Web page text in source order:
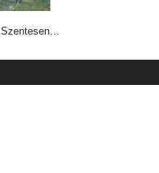
Szentesen…